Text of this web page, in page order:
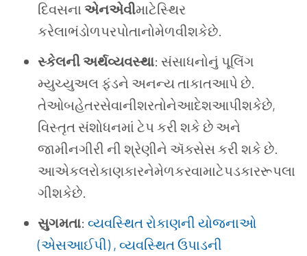
દિવસના એનએવીમાટેસ્થિર
કરેલાભંડોળપરપોતાનોમેળવીશકેછે.
સ્કેલની અર્થવ્યવસ્થા: સંસાધનોનું પૂલિંગ
મ્યુચ્યુઅલ ફંડને અનન્ય તાકાતઆપે છે.
તેઓબહેતરસેવાનીશરતોનેઆદેશઆપીશકેછે,
વિસ્તૃત સંશોધનમાં ટેપ કરી શકે છે અને
જામીનગીરી ની શ્રેણીને ઍક્સેસ કરી શકે છે.
આએકલરોકાણકારનેમેળકરવામાટેપડકારરૂપલા
ગીશકેછે.
સુગમતા: વ્યવસ્થિત રોકાણની યોજનાઓ
(એસઆઈપી) , વ્યવસ્થિત ઉપાડની